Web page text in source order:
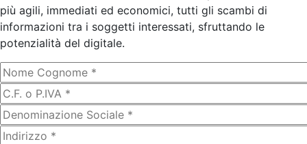
più agili, immediati ed economici, tutti gli scambi di
informazioni tra i soggetti interessati, sfruttando le
potenzialità del digitale.